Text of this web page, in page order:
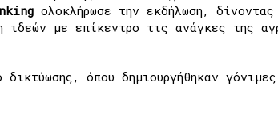
ολοκλήρωσε την εκδήλωση,
ιδεών με επίκεντρο τις ανάγκες της
όπου δημιουργήθηκαν